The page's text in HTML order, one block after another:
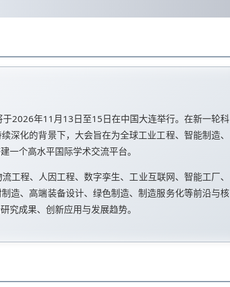
2026年11月13日至15日在中国大连举行。在新一轮科
深化的背景下，大会旨在为全球工业工程、智能制造、
一个高水平国际学术交流平台。
程、人因工程、数字孪生、工业互联网、智能工厂、
造、高端装备设计、绿色制造、制造服务化等前沿与核
究成果、创新应用与发展趋势。